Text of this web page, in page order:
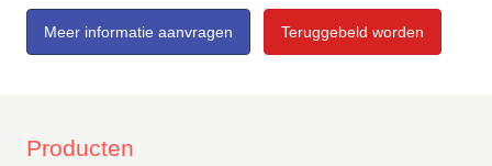
Meer informatie aanvragen Teruggebeld worden
Producten